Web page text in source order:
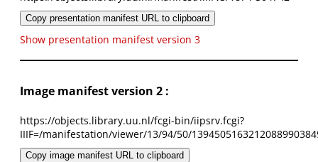
Copy presentation manifest URL to clipboard
Show presentation manifest version 3
Image manifest version 2 :
https://objects.library.uu.nl/fcgi-bin/iipsrv.fcgi?
IIIF=/manifestation/viewer/13/94/50/
Copy image manifest URL to clipboard